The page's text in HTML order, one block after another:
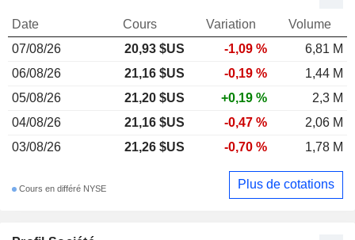
Date Cours Variation
Volume
07/08/26
20,93 $US -1,09 %
6,81 M
06/08/26
21,16 $US -0,19 %
1,44 M
05/08/26
21,20 $US +0,19 %
2,3 M
04/08/26
21,16 $US -0,47 %
2,06 M
03/08/26
21,26 $US -0,70 % 1,78 M
Cours en différé NYSE Plus de cotations